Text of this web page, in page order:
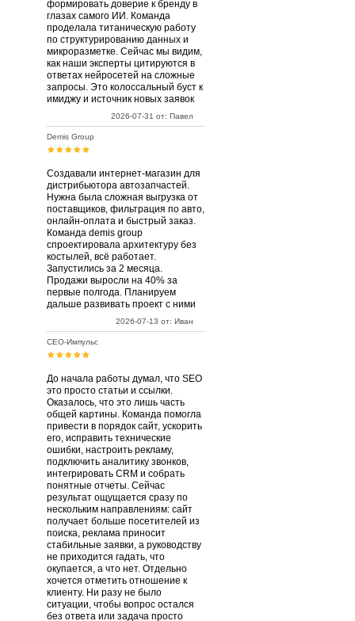
формировать доверие к бренду в
глазах самого ИИ. Команда
проделала титаническую работу
по структурированию данных и
микроразметке. Сейчас мы видим,
как наши эксперты цитируются в
ответах нейросетей на сложные
запросы. Это колоссальный буст к
имиджу и источник новых заявок
2026-07-31 от: Павел
Demis Group
Создавали интернет-магазин для
дистрибьютора автозапчастей.
Нужна была сложная выгрузка от
поставщиков, фильтрация по авто,
онлайн-оплата и быстрый заказ.
Команда demis group
спроектировала архитектуру без
костылей, всё работает.
Запустились за 2 месяца.
Продажи выросли на 40% за
первые полгода. Планируем
дальше развивать проект с ними
2026-07-13 от: Иван
СЕО-Импульс
До начала работы думал, что SEO
это просто статьи и ссылки.
Оказалось, что это лишь часть
общей картины. Команда помогла
привести в порядок сайт, ускорить
его, исправить технические
ошибки, настроить рекламу,
подключить аналитику звонков,
интегрировать CRM и собрать
понятные отчеты. Сейчас
результат ощущается сразу по
нескольким направлениям: сайт
получает больше посетителей из
поиска, реклама приносит
стабильные заявки, а руководству
не приходится гадать, что
окупается, а что нет. Отдельно
хочется отметить отношение к
клиенту. Ни разу не было
ситуации, чтобы вопрос остался
без ответа или задача просто